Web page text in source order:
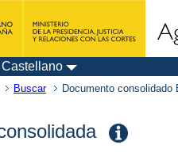
Castellano
Buscar Documento consolidado